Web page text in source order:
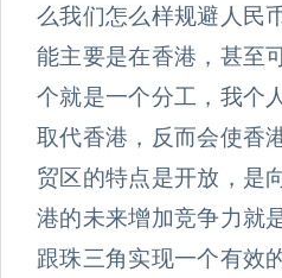
么我们怎么样规避人民
能主要是在香港，甚至
个就是一个分工，我个
取代香港，反而会使香
贸区的特点是开放，是
港的未来增加竞争力就
跟珠三角实现一个有效